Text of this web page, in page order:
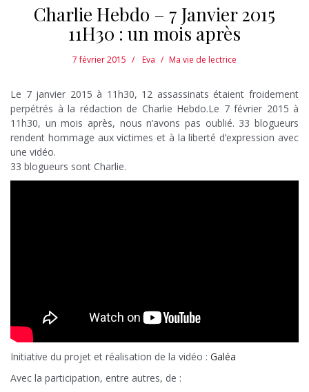
Charlie Hebdo – 7 Janvier 2015
11H30 : un mois après
7 février 2015 Eva Ma vie de lectrice
Le 7 janvier 2015 à 11h30, 12 assassinats étaient froidement
perpétrés à la rédaction de Charlie Hebdo.Le 7 février 2015 à
11h30, un mois après, nous n’avons pas oublié. 33 blogueurs
rendent hommage aux victimes et à la liberté d’expression avec
une vidéo.
33 blogueurs sont Charlie.
Initiative du projet et réalisation de la vidéo : Galéa
Avec la participation, entre autres, de :